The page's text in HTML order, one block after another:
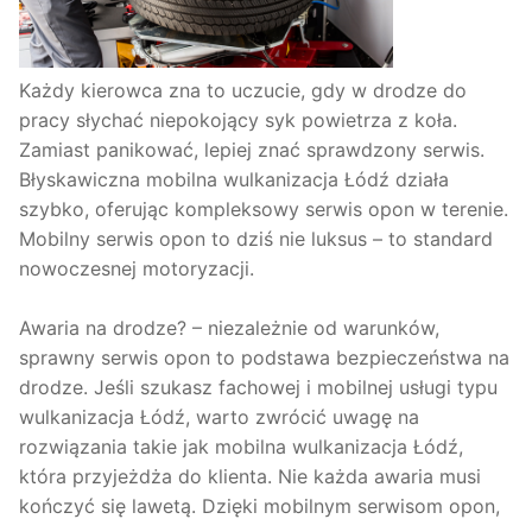
Każdy kierowca zna to uczucie, gdy w drodze do
pracy słychać niepokojący syk powietrza z koła.
Zamiast panikować, lepiej znać sprawdzony serwis.
Błyskawiczna mobilna wulkanizacja Łódź działa
szybko, oferując kompleksowy serwis opon w terenie.
Mobilny serwis opon to dziś nie luksus – to standard
nowoczesnej motoryzacji.
Awaria na drodze? – niezależnie od warunków,
sprawny serwis opon to podstawa bezpieczeństwa na
drodze. Jeśli szukasz fachowej i mobilnej usługi typu
wulkanizacja Łódź, warto zwrócić uwagę na
rozwiązania takie jak mobilna wulkanizacja Łódź,
która przyjeżdża do klienta. Nie każda awaria musi
kończyć się lawetą. Dzięki mobilnym serwisom opon,